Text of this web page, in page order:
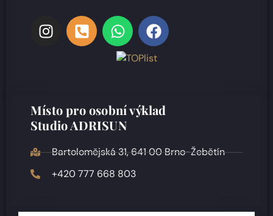
Místo pro osobní výklad
Studio ADRISUN
Bartolomějská 31, 641 00 Brno-Žebětín
+420 777 668 803